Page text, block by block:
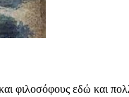
φιλοσόφους εδώ και